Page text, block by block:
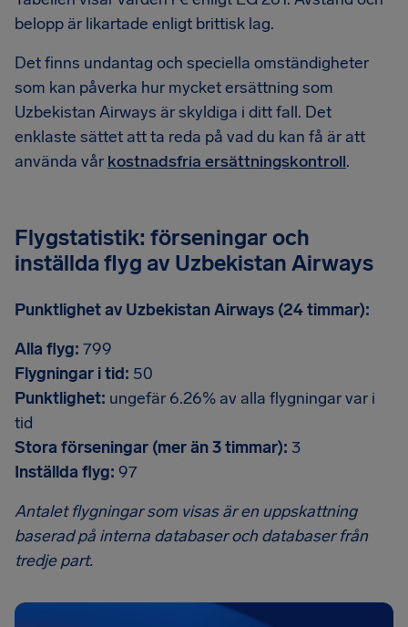
belopp är likartade enligt brittisk lag.
Det finns undantag och speciella omständigheter
som kan påverka hur mycket ersättning som
Uzbekistan Airways är skyldiga i ditt fall. Det
enklaste sättet att ta reda på vad du kan få är att
använda vår kostnadsfria ersättningskontroll.
Flygstatistik: förseningar och
inställda flyg av Uzbekistan Airways
Punktlighet av Uzbekistan Airways (24 timmar):
Alla flyg: 799
Flygningar i tid: 50
Punktlighet: ungefär 6.26% av alla flygningar var i
tid
Stora förseningar (mer än 3 timmar): 3
Inställda flyg: 97
Antalet flygningar som visas är en uppskattning
baserad på interna databaser och databaser från
tredje part.